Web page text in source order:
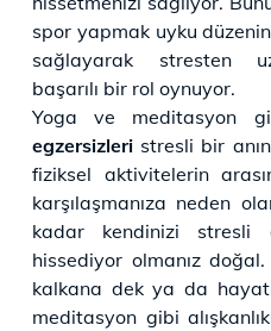
spor yapmak uyku
sağlayarak stresten
başarılı bir rol oynuyor.
Yoga ve meditasyon
egzersizleri stresli bir
fiziksel aktivitelerin
karşılaşmanıza neden
kadar kendinizi stresli
hissediyor olmanız
kalkana dek ya da
meditasyon gibi